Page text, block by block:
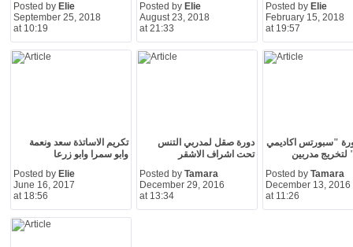
Posted by Elie
September 25, 2018
at 10:19
Posted by Elie
August 23, 2018
at 21:33
Posted by Elie
February 15, 2018
at 19:57
تكريم الاساتذة سعد ونعمة
وابو سمرا وابو زرعا
Posted by Elie
June 16, 2017
at 18:56
دورة صقل لمدربي التنس
تحت اشراف الاشقر
Posted by Tamara
December 29, 2016
at 13:34
"سبورتس اكاديمي
مدربين
Posted by Tamara
December 13, 2016
at 11:26